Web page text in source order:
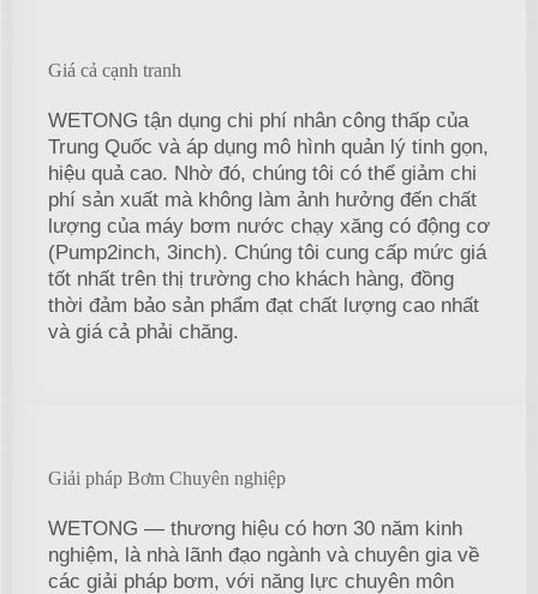
Giá cả cạnh tranh
WETONG tận dụng chi phí nhân công thấp của
Trung Quốc và áp dụng mô hình quản lý tinh gọn,
hiệu quả cao. Nhờ đó, chúng tôi có thể giảm chi
phí sản xuất mà không làm ảnh hưởng đến chất
lượng của máy bơm nước chạy xăng có động cơ
(Pump2inch, 3inch). Chúng tôi cung cấp mức giá
tốt nhất trên thị trường cho khách hàng, đồng
thời đảm bảo sản phẩm đạt chất lượng cao nhất
và giá cả phải chăng.
Giải pháp Bơm Chuyên nghiệp
WETONG — thương hiệu có hơn 30 năm kinh
nghiệm, là nhà lãnh đạo ngành và chuyên gia về
các giải pháp bơm, với năng lực chuyên môn